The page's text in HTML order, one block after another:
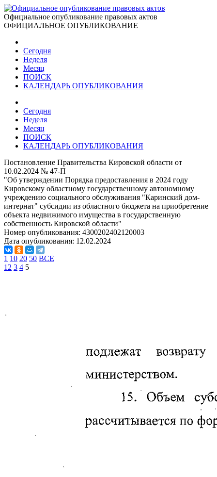
Официальное опубликование правовых актов
ОФИЦИАЛЬНОЕ ОПУБЛИКОВАНИЕ
Сегодня
Неделя
Месяц
ПОИСК
КАЛЕНДАРЬ ОПУБЛИКОВАНИЯ
Сегодня
Неделя
Месяц
ПОИСК
КАЛЕНДАРЬ ОПУБЛИКОВАНИЯ
Постановление Правительства Кировской области от
10.02.2024 № 47-П
"Об утверждении Порядка предоставления в 2024 году
Кировскому областному государственному автономному
учреждению социального обслуживания "Каринский дом-
интернат" субсидии из областного бюджета на приобретение
объекта недвижимого имущества в государственную
собственность Кировской области"
Номер опубликования: 4300202402120003
Дата опубликования: 12.02.2024
1 10 20 50 ВСЕ
1 2 3 4 5